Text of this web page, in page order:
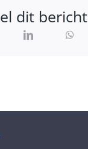
dit bericht